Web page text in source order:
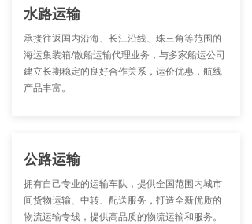
水路运输
承接往返国内沿海、长江沿线、珠三角等范围的
海运集装箱/散船运输代理业务，与多家船运公司
建立长期稳定的良好合作关系，运价优惠，航线
产品丰富。
公路运输
拥有自己专业的运输车队，提供全国范围内城市
间货物运输、中转、配送服务，打造全新优质的
物流运输专线，提供高品质的物流运输和服务。